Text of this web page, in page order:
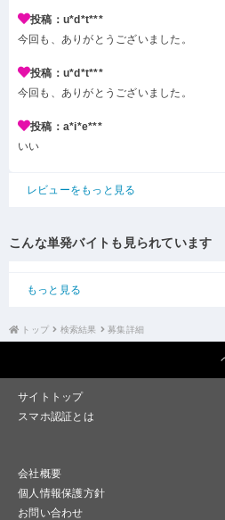
投稿：u*d*t***
今回も、ありがとうございました。
投稿：u*d*t***
今回も、ありがとうございました。
投稿：a*i*e***
いい
レビューをもっと見る
こんな単発バイトも見られています
もっと見る
トップ 検索結果 募集詳細
サイトトップ
スマホ認証とは
会社概要
個人情報保護方針
お問い合わせ